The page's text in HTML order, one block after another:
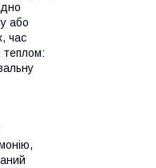
або
час
теплом: